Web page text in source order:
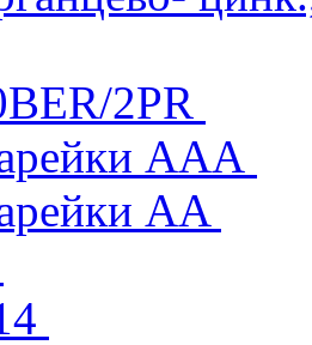
2PR
ААА
AA